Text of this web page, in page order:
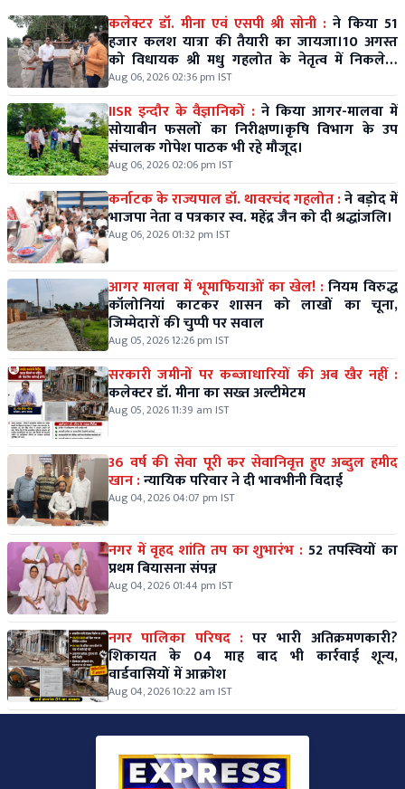
कलेक्टर डॉ. मीना एवं एसपी श्री सोनी : ने किया 51
हजार कलश यात्रा की तैयारी का जायजा।10 अगस्त
को विधायक श्री मधु गहलोत के नेतृत्व में निकलेगी
विशाल कलश यात्रा।
Aug 06, 2026 02:36 pm IST
IISR इन्दौर के वैज्ञानिकों : ने किया आगर-मालवा में
सोयाबीन फसलों का निरीक्षण।कृषि विभाग के उप
संचालक गोपेश पाठक भी रहे मौजूद।
Aug 06, 2026 02:06 pm IST
कर्नाटक के राज्यपाल डॉ. थावरचंद गहलोत :ने बड़ोद में
भाजपा नेता व पत्रकार स्व. महेंद्र जैन को दी श्रद्धांजलि।
Aug 06, 2026 01:32 pm IST
आगर मालवा में भूमाफियाओं का खेल! :नियम विरुद्ध
कॉलोनियां काटकर शासन को लाखों का चूना,
जिम्मेदारों की चुप्पी पर सवाल
Aug 05, 2026 12:26 pm IST
सरकारी जमीनों पर कब्जाधारियों की अब खैर नहीं :
कलेक्टर डॉ. मीना का सख्त अल्टीमेटम
Aug 05, 2026 11:39 am IST
36 वर्ष की सेवा पूरी कर सेवानिवृत्त हुए अब्दुल हमीद
खान :न्यायिक परिवार ने दी भावभीनी विदाई
Aug 04, 2026 04:07 pm IST
नगर में वृहद शांति तप का शुभारंभ : 52 तपस्वियों का
प्रथम बियासना संपन्न
Aug 04, 2026 01:44 pm IST
नगर पालिका परिषद : पर भारी अतिक्रमणकारी?
शिकायत के 04 माह बाद भी कार्रवाई शून्य,
वार्डवासियों में आक्रोश
Aug 04, 2026 10:22 am IST